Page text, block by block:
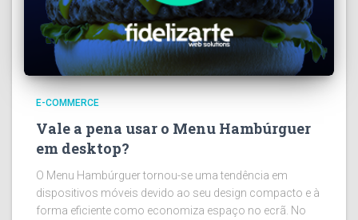
E-COMMERCE
Vale a pena usar o Menu Hambúrguer
em desktop?
O Menu Hambúrguer tornou-se uma tendência em
dispositivos móveis devido ao seu design compacto e à
forma eficiente como economiza espaço no ecrã. No